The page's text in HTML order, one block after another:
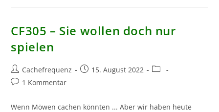
CF305 – Sie wollen doch nur
spielen
Beitrags-
Autor:
Cachefrequenz
Beitrag15. August 2022
Beitrags-
Beitrags-
1 Kommentar
Wenn Möwen cachen könnten ... Aber wir haben heute